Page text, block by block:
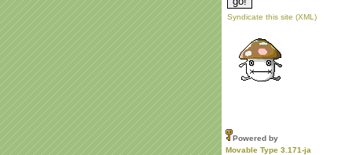
Syndicate this site (XML)
Powered by
Movable Type 3.171-ja